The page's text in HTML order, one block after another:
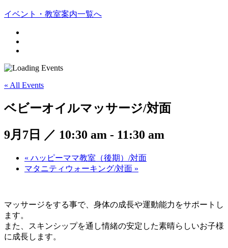
イベント・教室案内一覧へ
« All Events
ベビーオイルマッサージ/対面
9月7日 ／ 10:30 am - 11:30 am
« ハッピーママ教室（後期）/対面
マタニティウォーキング/対面 »
マッサージをする事で、身体の成長や運動能力をサポートし
ます。
また、スキンシップを通し情緒の安定した素晴らしいお子様
に成長します。